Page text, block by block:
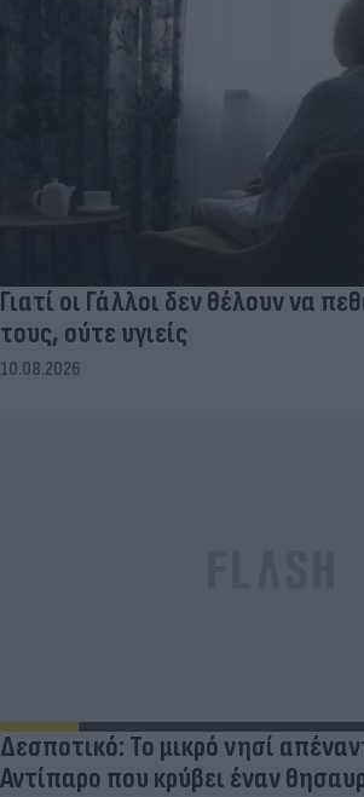
Γιατί οι Γάλλοι δεν θέλουν να
τους, ούτε υγιείς
10.08.2026
Δεσποτικό: Το μικρό νησί
Αντίπαρο που κρύβει έναν